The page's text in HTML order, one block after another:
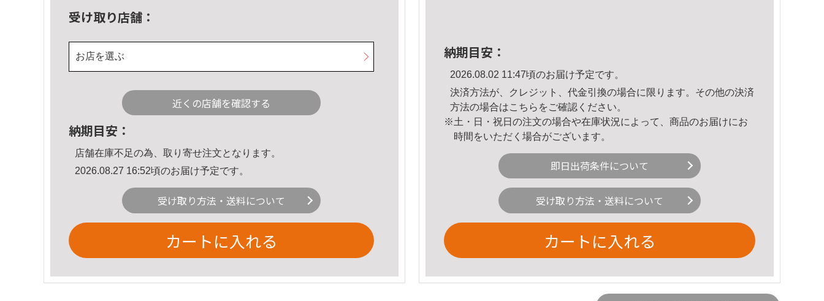
受け取り店舗：
お店を選ぶ
近くの店舗を確認する
納期目安：
店舗在庫不足の為、取り寄せ注文となります。
2026.08.27 16:52頃のお届け予定です。
受け取り方法・送料について
カートに入れる
納期目安：
2026.08.02 11:47頃のお届け予定です。
決済方法が、クレジット、代金引換の場合に限ります。その他の決済
方法の場合はこちら をご確認ください。
※土・日・祝日の注文の場合や在庫状況によって、商品のお届けにお
時間をいただく場合がございます。
即日出荷条件について
受け取り方法・送料について
カートに入れる